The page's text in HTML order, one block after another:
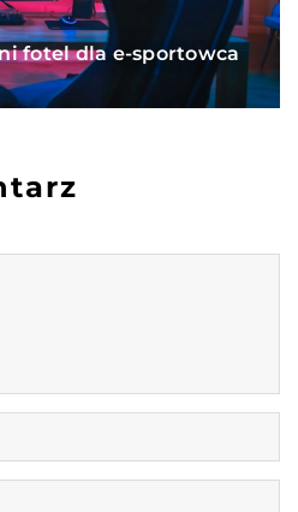
fotel dla e-sportowca